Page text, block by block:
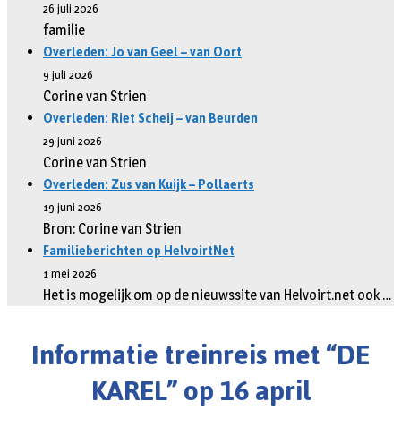
26 juli 2026
familie
Overleden: Jo van Geel – van Oort
9 juli 2026
Corine van Strien
Overleden: Riet Scheij – van Beurden
29 juni 2026
Corine van Strien
Overleden: Zus van Kuijk – Pollaerts
19 juni 2026
Bron: Corine van Strien
Familieberichten op HelvoirtNet
1 mei 2026
Het is mogelijk om op de nieuwssite van Helvoirt.net ook …
Informatie treinreis met “DE
KAREL” op 16 april